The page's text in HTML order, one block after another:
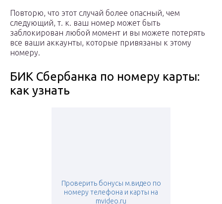
Повторю, что этот случай более опасный, чем
следующий, т. к. ваш номер может быть
заблокирован любой момент и вы можете потерять
все ваши аккаунты, которые привязаны к этому
номеру.
БИК Сбербанка по номеру карты:
как узнать
Проверить бонусы м.видео по
номеру телефона и карты на
mvideo.ru